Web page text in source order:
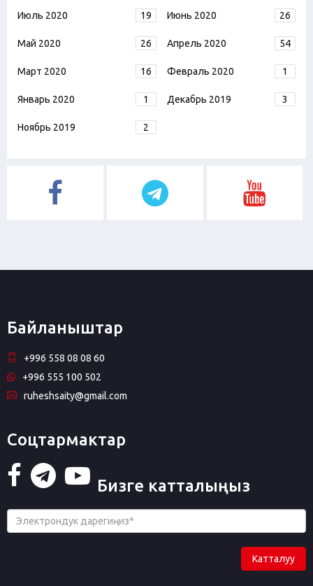
Июль 2020 19 Июнь 2020 26
Май 2020 26 Апрель 2020 54
Март 2020 16 Февраль 2020 1
Январь 2020 1 Декабрь 2019 3
Ноябрь 2019 2
Байланыштар
+996 558 08 08 60
+996 555 100 502
ruheshsaity@gmail.com
Соцтармактар
Бизге катталыңыз
Катталуу